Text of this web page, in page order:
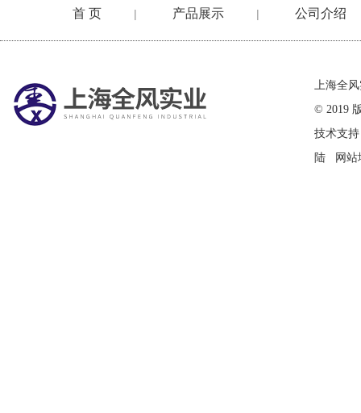
首 页 | 产品展示 | 公司介绍
上海全
© 2019
技术支
陆
网站